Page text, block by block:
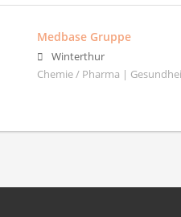
Medbase Gruppe
Winterthur
Chemie / Pharma |